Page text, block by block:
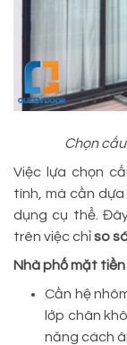
Chọn
Việc lựa chọn
tính, mà cần
dụng cụ thể.
trên việc chỉso
Nhà phố mặt tiền
Cần hệ
lớp chân
năng cách